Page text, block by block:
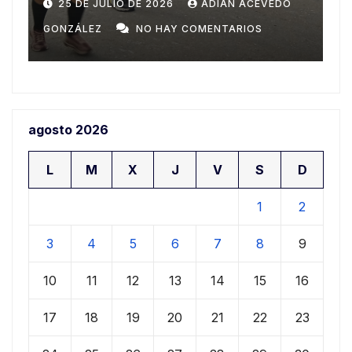
20 DE JULIO DE 2026 ADIAN ACEVEDO
GONZÁLEZ NO HAY COMENTARIOS
agosto 2026
L M X J V S D
1 2
3 4 5 6 7 8 9
10 11 12 13 14 15 16
17 18 19 20 21 22 23